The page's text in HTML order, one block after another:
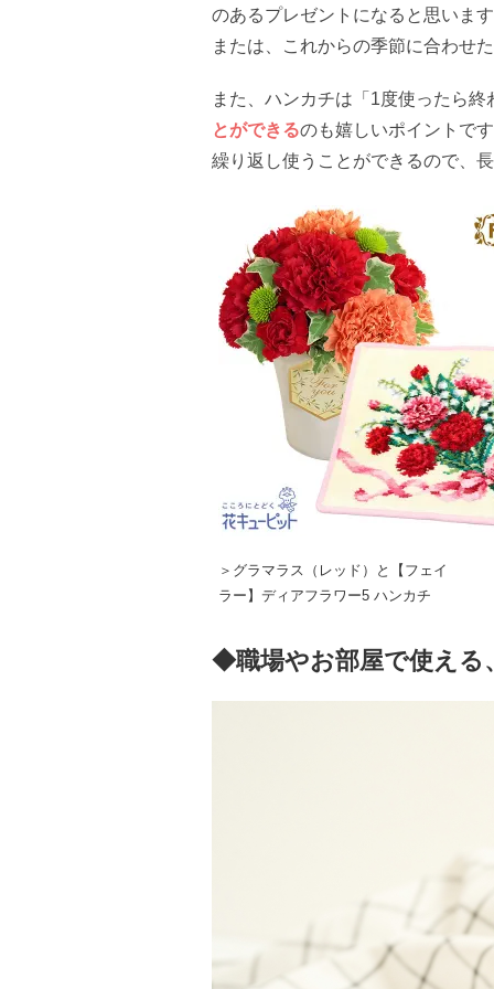
のあるプレゼントになると思いま
または、これからの季節に合わせ
また、ハンカチは「1度使ったら
とができるのも嬉しいポイントで
繰り返し使うことができるので、
＞グラマラス（レッド）と【フェイ
ラー】ディアフラワー5 ハンカチ
◆職場やお部屋で使える